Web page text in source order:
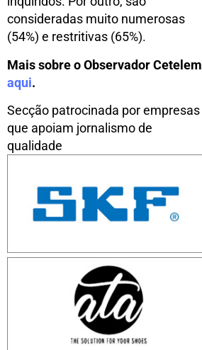
consideradas muito numerosas
(54%) e restritivas (65%).
Mais sobre o Observador Cetelem
aqui.
Secção patrocinada por empresas
que apoiam jornalismo de
qualidade